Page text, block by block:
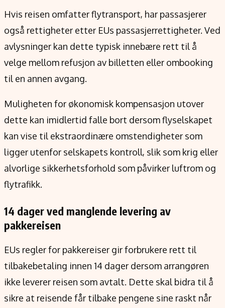
Hvis reisen omfatter flytransport, har passasjerer
også rettigheter etter EUs passasjerrettigheter. Ved
avlysninger kan dette typisk innebære rett til å
velge mellom refusjon av billetten eller ombooking
til en annen avgang.
Muligheten for økonomisk kompensasjon utover
dette kan imidlertid falle bort dersom flyselskapet
kan vise til ekstraordinære omstendigheter som
ligger utenfor selskapets kontroll, slik som krig eller
alvorlige sikkerhetsforhold som påvirker luftrom og
flytrafikk.
14 dager ved manglende levering av
pakkereisen
EUs regler for pakkereiser gir forbrukere rett til
tilbakebetaling innen 14 dager dersom arrangøren
ikke leverer reisen som avtalt. Dette skal bidra til å
sikre at reisende får tilbake pengene sine raskt når